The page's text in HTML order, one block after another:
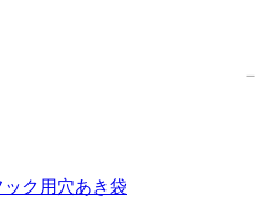
ック用穴あき袋